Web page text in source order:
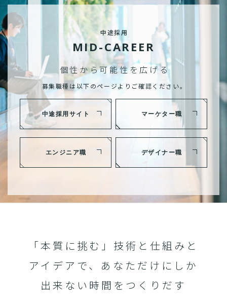
中途採用
MID-CAREER
個性から可能性を広げる
募集職種は以下のページよりご確認ください。
中途採用サイト マーケター職
エンジニア職 デザイナー職
「本質に挑む」技術と仕組みと
アイデアで、あなただけにしか
出来ない時間をつくりだす